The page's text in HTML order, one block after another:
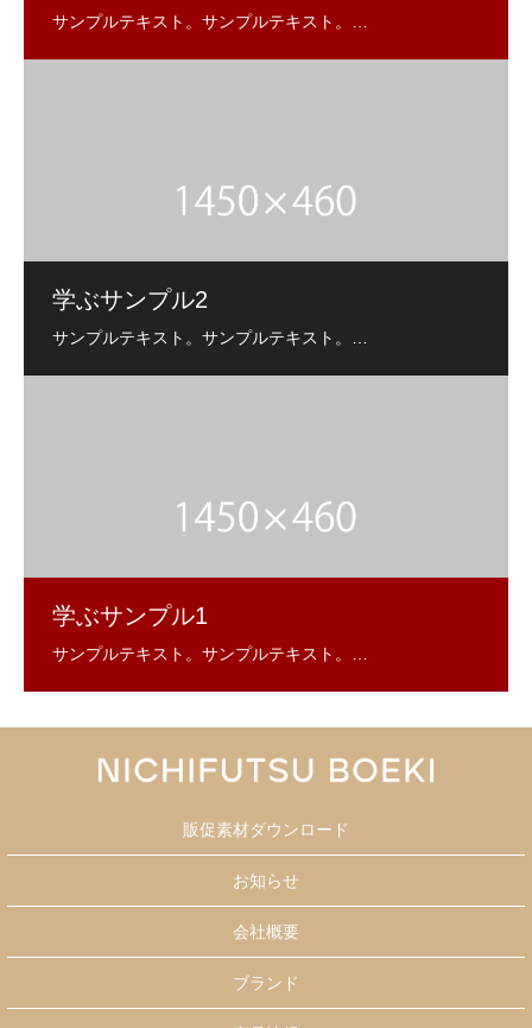
学ぶサンプル2
学ぶサンプル1
販促素材ダウンロード
お知らせ
会社概要
ブランド